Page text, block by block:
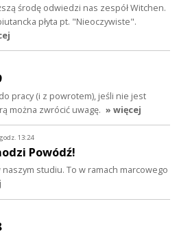
środę odwiedzi nas zespół Witchen.
płyta pt. "Nieoczywiste".
pracy (i z powrotem), jeśli nie jest
można zwrócić uwagę. » więcej
13:24
Powódź!
naszym studiu. To w ramach marcowego